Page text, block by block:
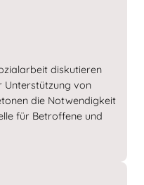
diskutieren
Unterstützung von
die Notwendigkeit
für Betroffene und